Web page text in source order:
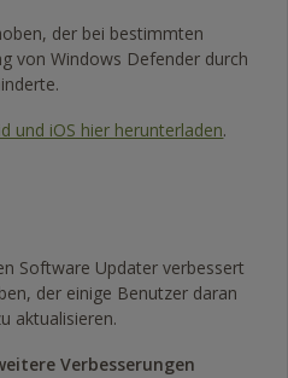
der bei bestimmten
von Windows Defender durch
und iOS hier herunterladen.
Software Updater verbessert
der einige Benutzer daran
aktualisieren.
Verbesserungen